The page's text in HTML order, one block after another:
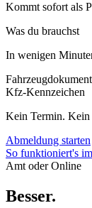
Kommt sofort als
Was du brauchst
In wenigen
Kfz-Kennzeichen
Kein Termin. Kein
Abmeldung starten
So funktioniert's
Amt oder Online
Besser.